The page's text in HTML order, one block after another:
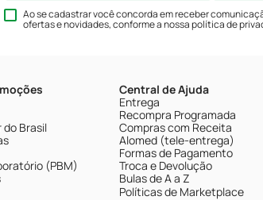
Ao se cadastrar você concorda em receber
ofertas e novidades, conforme a nossapolítica de
do Brasil
(PBM)
Central de Ajuda
Entrega
Recompra Programada
Compras com Receita
Alomed (tele-entrega)
Formas de Pagamento
Troca e Devolução
Bulas de A a Z
Políticas de Marketplace